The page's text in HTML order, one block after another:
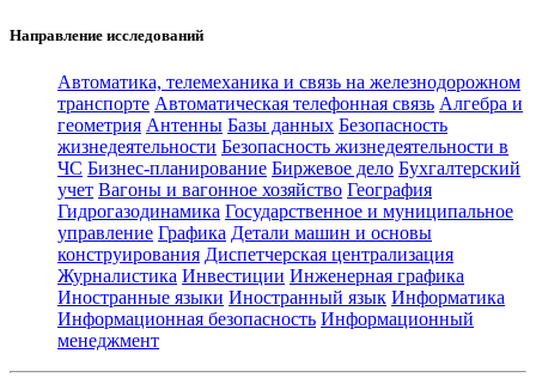
Направление исследований
Автоматика, телемеханика и связь на железнодорожном
транспорте Автоматическая телефонная связь Алгебра и
геометрия Антенны Базы данных Безопасность
жизнедеятельности Безопасность жизнедеятельности в
ЧС Бизнес-планирование Биржевое дело Бухгалтерский
учет Вагоны и вагонное хозяйство География
Гидрогазодинамика Государственное и муниципальное
управление Графика Детали машин и основы
конструирования Диспетчерская централизация
Журналистика Инвестиции Инженерная графика
Иностранные языки Иностранный язык Информатика
Информационная безопасность Информационный
менеджмент